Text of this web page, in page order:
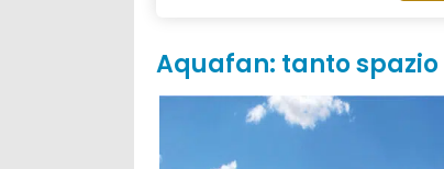
Aquafan: tanto